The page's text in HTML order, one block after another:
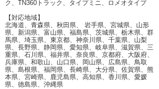
ク、TN360トラック、タイプミニ、ロメオタイプ
【対応地域】
北海道、青森県、秋田県、 岩手県、宮城県、山形
県、新潟県、富山県、福島県、茨城県、栃木県、群
馬県、埼玉県、東京都、神奈川県、千葉県、山梨
県、長野県、静岡県、愛知県、岐阜県、滋賀県、三
重県、石川県、福井県、奈良県、京都府、大阪府、
兵庫県、和歌山、山口県、岡山県、広島県、鳥取
県、島根県、福岡県、長崎県、大分県、佐賀県、熊
本県、宮崎県、鹿児島県、高知県、香川県、愛媛
県、徳島県、沖縄県